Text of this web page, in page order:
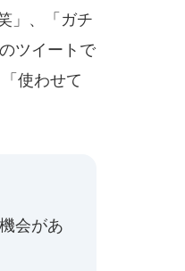
」、「ガチ
ツイートで
使わせて
会があ